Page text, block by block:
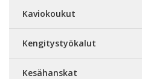
Kaviokoukut
Kengitystyökalut
Kesähanskat